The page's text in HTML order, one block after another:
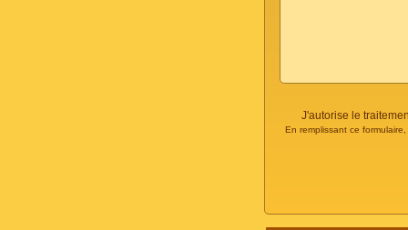
J'autorise le
En remplissant ce